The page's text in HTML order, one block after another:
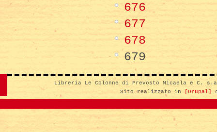
676
677
678
679
Libreria Le Colonne di Prevosto Micaela e C.
Sito realizzato in
[Drupal]